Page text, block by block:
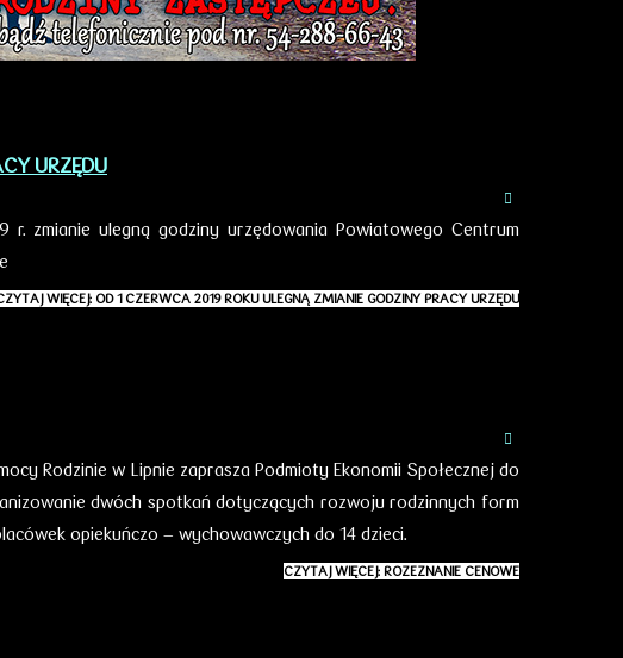
URZĘDU
r. zmianie ulegną godziny urzędowania Powiatowego Centrum
WIĘCEJ: OD 1 CZERWCA 2019 ROKU ULEGNĄ ZMIANIE GODZINY PRACY URZĘDU
Rodzinie w Lipnie zaprasza Podmioty Ekonomii Społecznej do
dwóch spotkań dotyczących rozwoju rodzinnych form
opiekuńczo – wychowawczych do 14 dzieci.
CZYTAJ WIĘCEJ: ROZEZNANIE CENOWE